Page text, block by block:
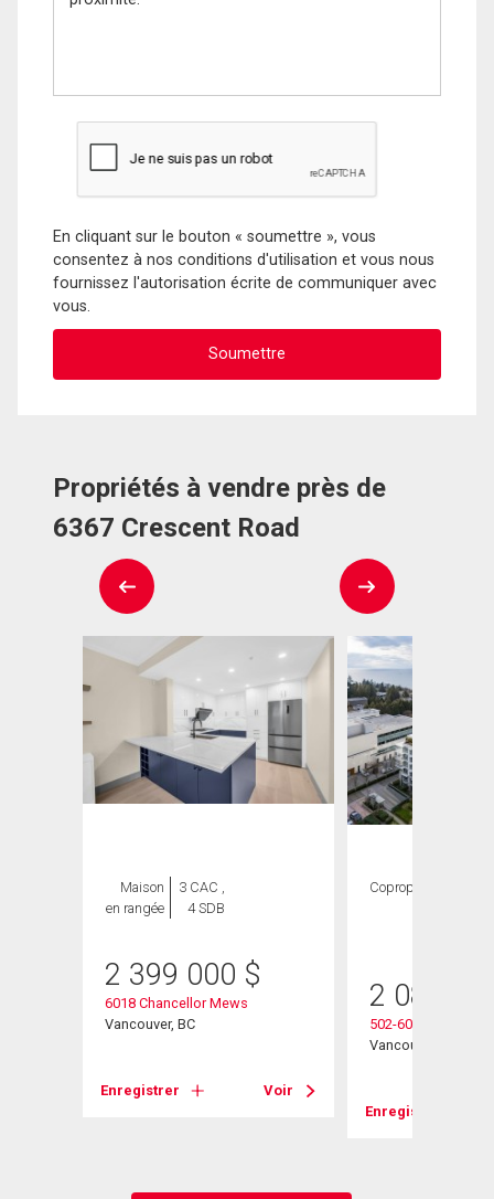
En cliquant sur le bouton « soumettre », vous
consentez à nos conditions d'utilisation et vous nous
fournissez l'autorisation écrite de communiquer avec
vous.
Propriétés à vendre près de
6367 Crescent Road
Maison
en rangée
3 CAC ,
4 SDB
2 399 000 $
6018 Chancellor Mews
Vancouver, BC
Enregistrer Voir
Copropriété
2 080
502-6080 Iona Drive
Vancouver, BC
Enregistrer